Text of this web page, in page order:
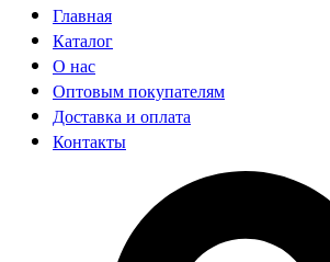
Главная
Каталог
О нас
Оптовым покупателям
Доставка и оплата
Контакты